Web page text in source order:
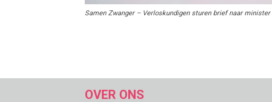
Samen Zwanger – Verloskundigen sturen brief naar minister
OVER ONS